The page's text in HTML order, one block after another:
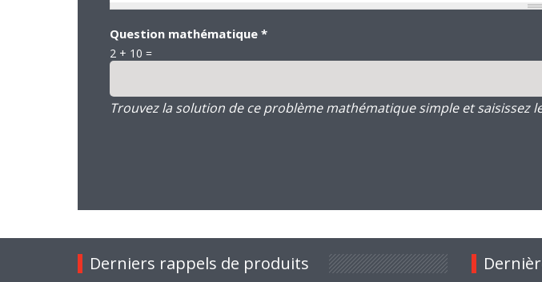
Question mathématique *
2 + 10 =
Trouvez la solution de ce problème mathématique simple et saisissez
Derniers rappels de produits